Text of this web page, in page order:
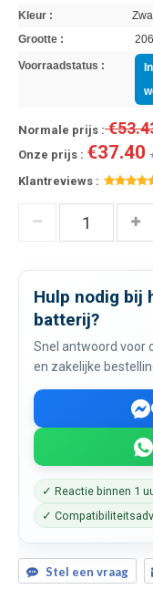
Kleur :
Grootte :
Voorraadstatus :
Normale prijs :
Onze prijs : €37.40
Klantreviews :
Hulp nodig bij
batterij?
Snel antwoord voor
en zakelijke
✓ Reactie binnen 1
✓
Stel een vraag